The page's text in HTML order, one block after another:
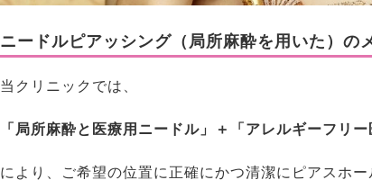
ニードルピアッシング（局所麻酔を用いた）の
当クリニックでは、
「局所麻酔と医療用ニードル」＋「アレルギーフリー
により、ご希望の位置に正確にかつ清潔にピアスホ